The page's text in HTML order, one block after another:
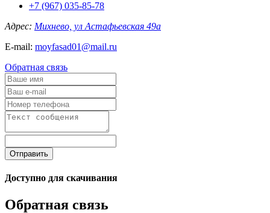
+7 (967) 035-85-78
Адрес: Михнево, ул Астафьевская 49а
E-mail: moyfasad01@mail.ru
Обратная связь
Отправить
Доступно для скачивания
Обратная связь